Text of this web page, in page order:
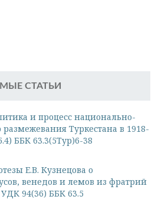
СТАТЬИ
и процесс национально-
размежевания Туркестана в 1918-
ББК 63.3(5Тур)6-38
Е.В. Кузнецова о
венедов и лемов из фратрий
94(36) ББК 63.5